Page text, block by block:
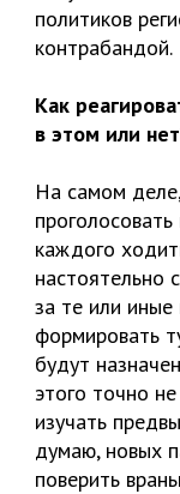
политиков
контрабандой.
Как
в этом или
На самом
каждого
настоятельно
за те или
формировать
будут
этого точно
изучать
думаю, новых
поверить